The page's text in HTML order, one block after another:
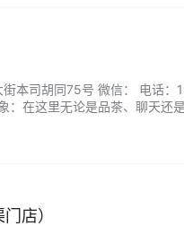
本司胡同75号 微信： 电话
在这里无论是品茶、聊天还
店）